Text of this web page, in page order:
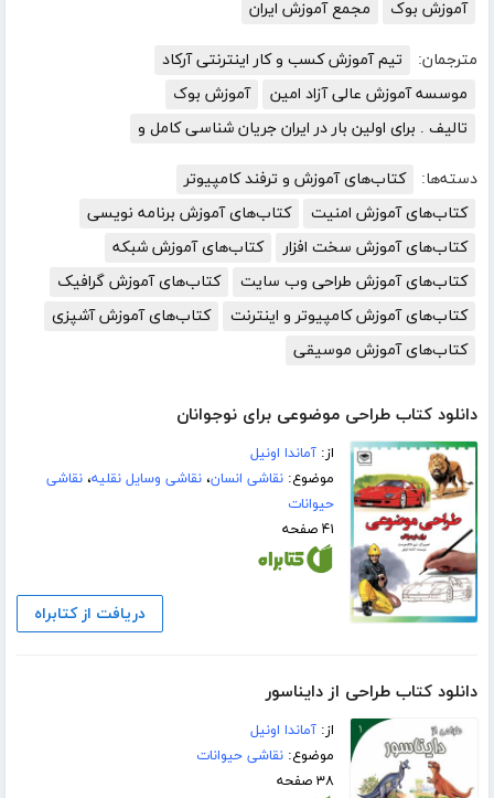
آموزش بوک
مجمع آموزش ایران
مترجمان:
تیم آموزش کسب و کار اینترنتی آرکاد
موسسه آموزش عالی آزاد امین
آموزش بوک
تالیف . برای اولین بار در ایران جریان شناسی کامل و
دسته‌ها:
کتاب‌های آموزش و ترفند کامپیوتر
کتاب‌های آموزش امنیت
کتاب‌های آموزش برنامه نویسی
کتاب‌های آموزش سخت افزار
کتاب‌های آموزش شبکه
کتاب‌های آموزش طراحی وب سایت
کتاب‌های آموزش گرافیک
کتاب‌های آموزش کامپیوتر و اینترنت
کتاب‌های آموزش آشپزی
کتاب‌های آموزش موسیقی
دانلود کتاب طراحی موضوعی برای نوجوانان
از:آماندا اونیل
موضوع:نقاشی انسان،نقاشی وسایل نقلیه،نقاشی
حیوانات
۴۱ صفحه
دریافت از کتابراه
دانلود کتاب طراحی از دایناسور
از:آماندا اونیل
موضوع:نقاشی حیوانات
۳۸ صفحه